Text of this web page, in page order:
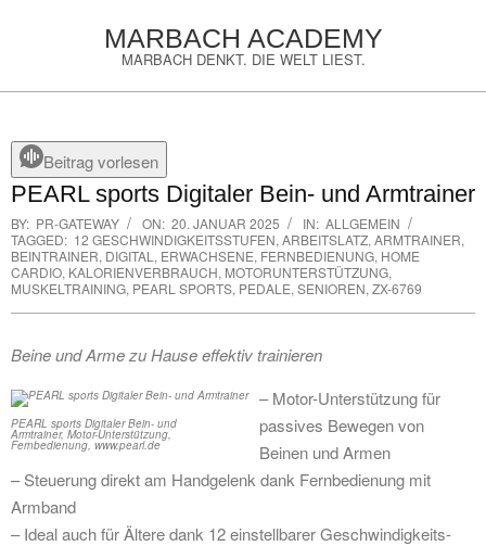
MARBACH ACADEMY
MARBACH DENKT. DIE WELT LIEST.
Menu Beitrag vorlesen
PEARL sports Digitaler Bein- und Armtrainer
BY: PR-GATEWAY ON: 20. JANUAR 2025 IN: ALLGEMEIN
TAGGED: 12 GESCHWINDIGKEITSSTUFEN, ARBEITSLATZ, ARMTRAINER,
BEINTRAINER, DIGITAL , ERWACHSENE, FERNBEDIENUNG, HOME
CARDIO, KALORIENVERBRAUCH, MOTORUNTERSTÜTZUNG,
MUSKELTRAINING, PEARL SPORTS, PEDALE, SENIOREN, ZX-6769
Beine und Arme zu Hause effektiv trainieren
PEARL sports Digitaler Bein- und
Armtrainer, Motor-Unterstützung,
Fernbedienung, www.pearl.de
– Motor-Unterstützung für
passives Bewegen von
Beinen und Armen
– Steuerung direkt am Handgelenk dank Fernbedienung mit
Armband
– Ideal auch für Ältere dank 12 einstellbarer Geschwindigkeits-